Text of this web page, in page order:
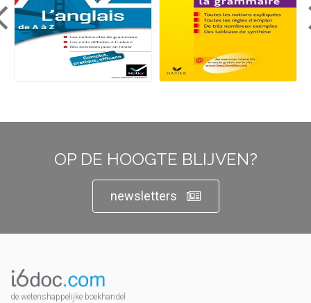
OP DE HOOGTE BLIJVEN?
newsletters
de wetenshappelijke boekhandel